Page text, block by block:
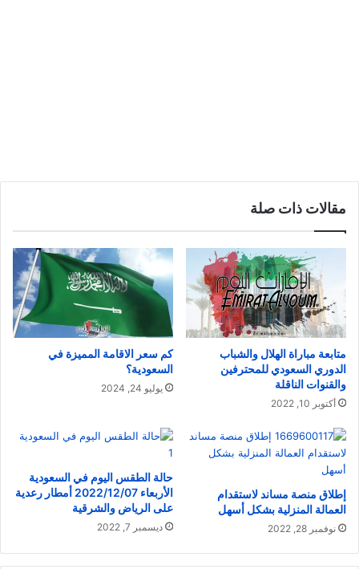
مقالات ذات صلة
متابعة مباراة الهلال والشباب
الدوري السعودي للمحترفين
والقنوات الناقلة
أكتوبر 10, 2022
كم سعر الاقامة المميزة في
السعودية؟
يوليو 24, 2024
إطلاق منصة مساند لاستقدام
العمالة المنزلية بشكل أسهل
نوفمبر 28, 2022
حالة الطقس اليوم في السعودية
الأربعاء 2022/12/07 أمطار رعدية
على الرياض والشرقية
ديسمبر 7, 2022